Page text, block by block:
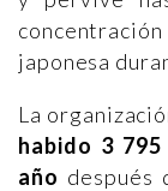
japonesa
La
habido 3
año después